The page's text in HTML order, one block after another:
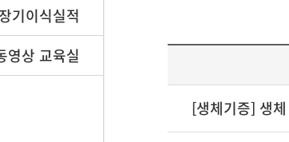
장기이식실적
영상 교육실
[생체기증] 생